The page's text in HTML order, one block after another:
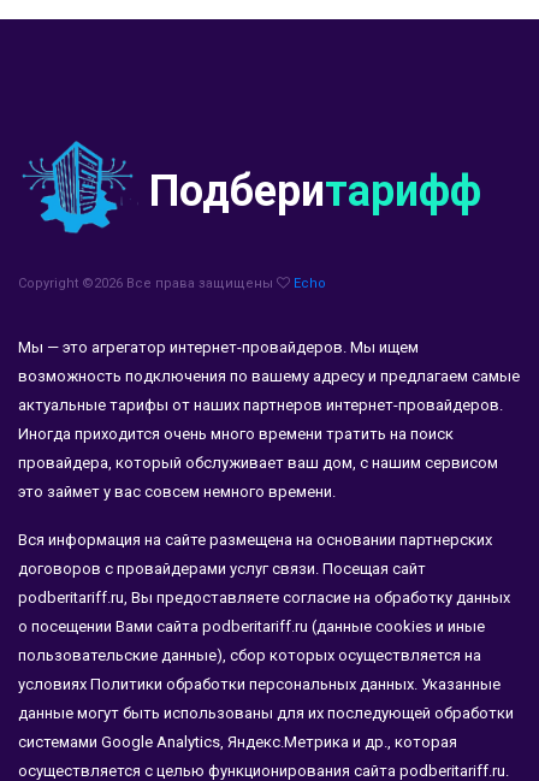
Подберитарифф
Copyright ©2026 Все права защищены Echo
Мы — это агрегатор интернет-провайдеров. Мы ищем
возможность подключения по вашему адресу и предлагаем самые
актуальные тарифы от наших партнеров интернет-провайдеров.
Иногда приходится очень много времени тратить на поиск
провайдера, который обслуживает ваш дом, с нашим сервисом
это займет у вас совсем немного времени.
Вся информация на сайте размещена на основании партнерских
договоров с провайдерами услуг связи. Посещая сайт
podberitariff.ru, Вы предоставляете согласие на обработку данных
о посещении Вами сайта podberitariff.ru (данные cookies и иные
пользовательские данные), сбор которых осуществляется на
условиях Политики обработки персональных данных. Указанные
данные могут быть использованы для их последующей обработки
системами Google Analytics, Яндекс.Метрика и др., которая
осуществляется с целью функционирования сайта podberitariff.ru.